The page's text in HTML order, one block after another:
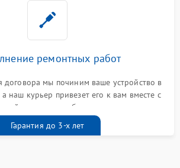
ремонтных работ
договора мы починим ваше устройство в
наш курьер привезет его к вам вместе с
талоном бесплатно
Гарантия до 3-х лет